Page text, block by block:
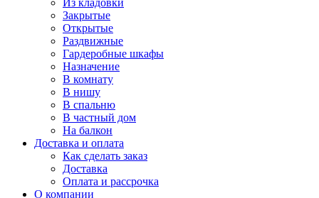
Из кладовки
Закрытые
Открытые
Раздвижные
Гардеробные шкафы
Назначение
В комнату
В нишу
В спальню
В частный дом
На балкон
Доставка и оплата
Как сделать заказ
Доставка
Оплата и рассрочка
О компании